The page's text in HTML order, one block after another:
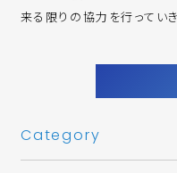
来る限りの協力を行ってい
Category